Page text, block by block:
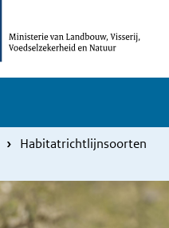
Habitatrichtlijnsoorten